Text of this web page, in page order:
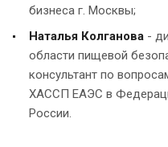
бизнеса г. Москвы;
Наталья Колганова -
области пищевой
консультант по
ХАССП ЕАЭС в
России.